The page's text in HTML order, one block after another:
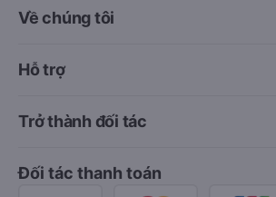
Về chúng tôi
Hỗ trợ
Trở thành đối tác
Đối tác thanh toán